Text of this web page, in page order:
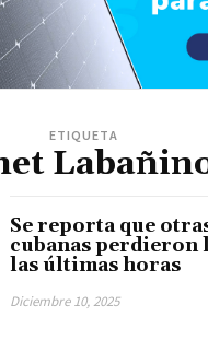
ETIQUETA
Se reporta que
cubanas perdieron
las últimas horas
Diciembre 10, 2025